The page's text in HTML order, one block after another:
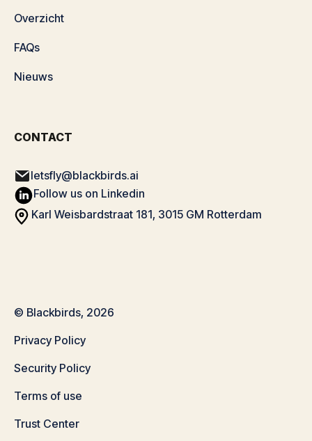
Overzicht
FAQs
Nieuws
CONTACT
letsfly@blackbirds.ai
Follow us on Linkedin
Karl Weisbardstraat 181, 3015 GM Rotterdam
© Blackbirds, 2026
Privacy Policy
Security Policy
Terms of use
Trust Center